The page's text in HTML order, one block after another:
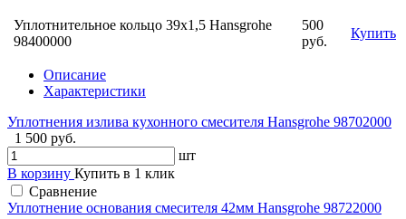
Уплотнительное кольцо 39x1,5 Hansgrohe
98400000
500
руб.
Купить
Описание
Характеристики
Уплотнения излива кухонного смесителя Hansgrohe 98702000
1 500 руб.
шт
В корзину Купить в 1 клик
Сравнение
Уплотнение основания смесителя 42мм Hansgrohe 98722000